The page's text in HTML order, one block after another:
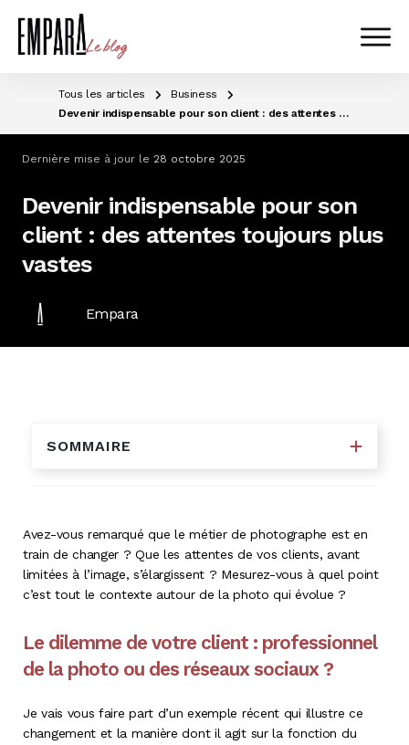
Tous les articles
Business
Devenir indispensable pour son client : des attentes toujours plus vastes
Dernière mise à jour le 28 octobre 2025
Devenir indispensable pour son
client : des attentes toujours plus
vastes
Empara
Avez-vous remarqué que le métier de photographe est en
train de changer ? Que les attentes de vos clients, avant
limitées à l’image, s’élargissent ? Mesurez-vous à quel point
c’est tout le contexte autour de la photo qui évolue ?
Le dilemme de votre client : professionnel
de la photo ou des réseaux sociaux ?
Je vais vous faire part d’un exemple récent qui illustre ce
changement et la manière dont il agit sur la fonction du
SOMMAIRE